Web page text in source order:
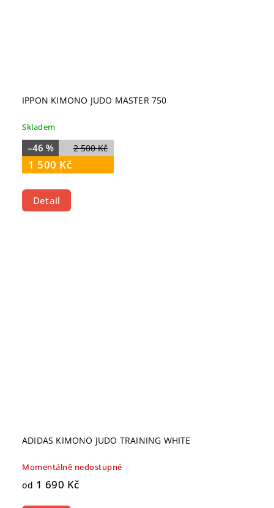
IPPON KIMONO JUDO MASTER 750
Skladem
2 500 Kč
–46 %
1 500 Kč
Detail
ADIDAS KIMONO JUDO TRAINING WHITE
Momentálně nedostupné
od 1 690 Kč